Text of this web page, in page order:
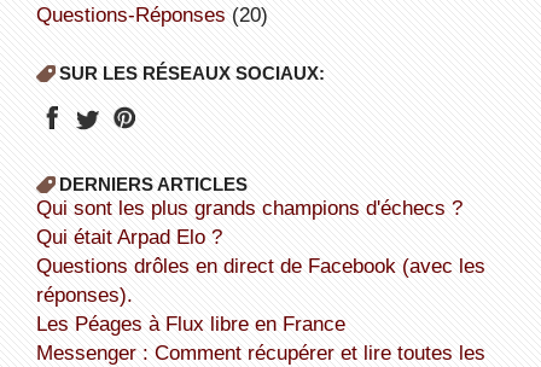
Questions-Réponses (20)
SUR LES RÉSEAUX SOCIAUX:
DERNIERS ARTICLES
Qui sont les plus grands champions d'échecs ?
Qui était Arpad Elo ?
Questions drôles en direct de Facebook (avec les
réponses).
Les Péages à Flux libre en France
Messenger : Comment récupérer et lire toutes les